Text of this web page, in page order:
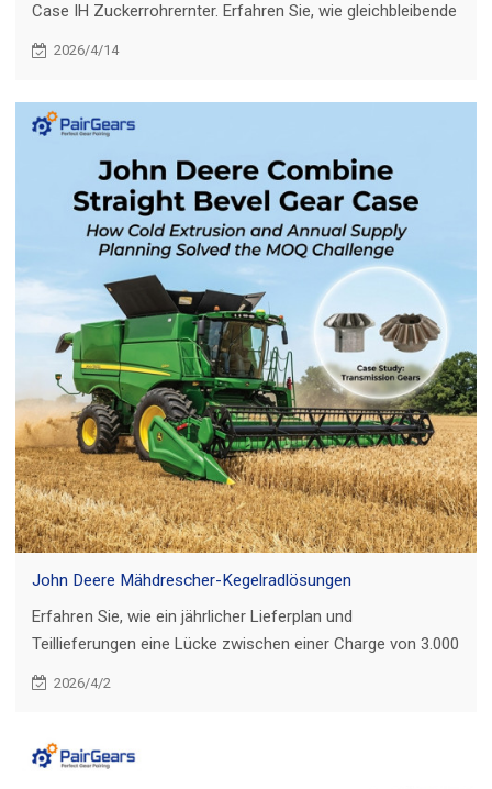
Case IH Zuckerrohrernter. Erfahren Sie, wie gleichbleibende
Qualität, Musterentwicklung und Kundenbesuche zu einer
2026/4/14
John Deere Mähdrescher-Kegelradlösungen
Erfahren Sie, wie ein jährlicher Lieferplan und
Teillieferungen eine Lücke zwischen einer Charge von 3.000
Stück und einer Mindestbestellmenge von 10.000 Stück für
2026/4/2